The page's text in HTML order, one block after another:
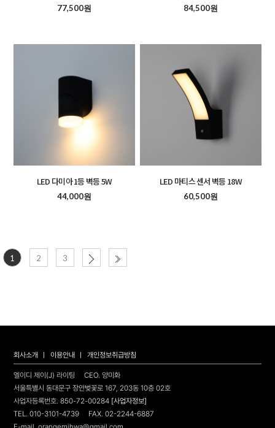
77,500원 84,500원
LED 다미아 1등 벽등 5W
44,000원
LED 마티스 센서 벽등 18W
60,500원
1 2 3
회사소개 이용안내 개인정보취급방침
엘이디 제이(J) 라이팅
CEO. 양미화
서울특별시 동대문구 장안벚꽃로 167, 203동 10층 02호
사업자등록번호. 850-72-00284 [사업자정보]
TEL. 010-3101-4739 FAX. 02-2244-6887